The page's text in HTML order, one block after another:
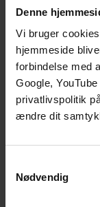
Denne
Vi bruger
hjemmeside
forbindelse med
Google,
privatlivspolitik
ændre dit
Nødvendig
og ude på tre af
I denne
Universitet i
tilrettelægge
digitale
teknologien,
episode 19.